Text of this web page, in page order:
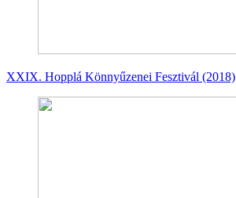
XXIX. Hopplá Könnyűzenei Fesztivál (2018)